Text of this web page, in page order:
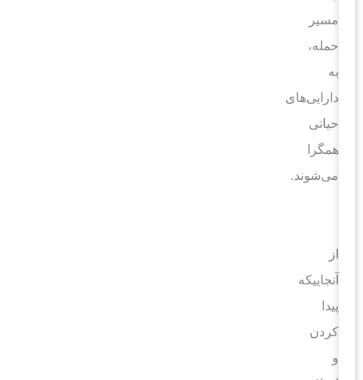
مسیر
حمله،
دارایی‌های
حیاتی
همگرا
می‌شوند.
آنجاییکه
کردن